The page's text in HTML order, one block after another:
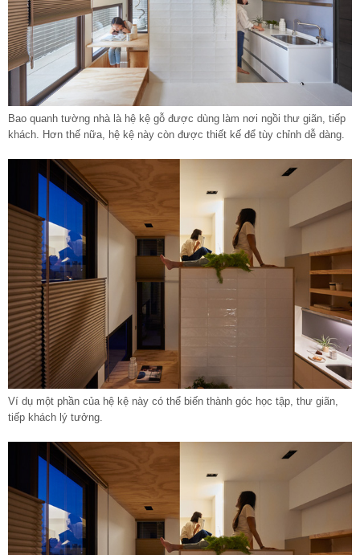
Bao quanh tường nhà là hệ kệ gỗ được dùng làm nơi ngồi thư giãn, tiếp
khách. Hơn thế nữa, hệ kệ này còn được thiết kế để tùy chỉnh dễ dàng.
Ví dụ một phần của hệ kệ này có thể biến thành góc học tập, thư giãn,
tiếp khách lý tưởng.